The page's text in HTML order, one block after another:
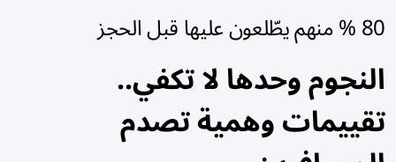
80 % منهم يطّلعون عليها قبل الحجز
النجوم وحدها لا تكفي..
تقييمات وهمية تصدم